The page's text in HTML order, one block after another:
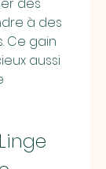
à des
Ce gain
aussi